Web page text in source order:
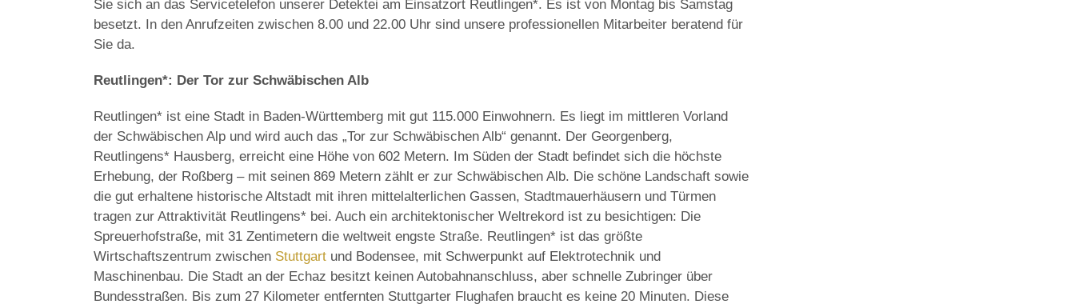
Sie sich an das Servicetelefon unserer Detektei am Einsatzort Reutlingen*. Es ist von Montag bis Samstag
besetzt. In den Anrufzeiten zwischen 8.00 und 22.00 Uhr sind unsere professionellen Mitarbeiter beratend für
Sie da.
Reutlingen*: Der Tor zur Schwäbischen Alb
Reutlingen* ist eine Stadt in Baden-Württemberg mit gut 115.000 Einwohnern. Es liegt im mittleren Vorland
der Schwäbischen Alp und wird auch das „Tor zur Schwäbischen Alb“ genannt. Der Georgenberg,
Reutlingens* Hausberg, erreicht eine Höhe von 602 Metern. Im Süden der Stadt befindet sich die höchste
Erhebung, der Roßberg – mit seinen 869 Metern zählt er zur Schwäbischen Alb. Die schöne Landschaft sowie
die gut erhaltene historische Altstadt mit ihren mittelalterlichen Gassen, Stadtmauerhäusern und Türmen
tragen zur Attraktivität Reutlingens* bei. Auch ein architektonischer Weltrekord ist zu besichtigen: Die
Spreuerhofstraße, mit 31 Zentimetern die weltweit engste Straße. Reutlingen* ist das größte
Wirtschaftszentrum zwischen Stuttgart und Bodensee, mit Schwerpunkt auf Elektrotechnik und
Maschinenbau. Die Stadt an der Echaz besitzt keinen Autobahnanschluss, aber schnelle Zubringer über
Bundesstraßen. Bis zum 27 Kilometer entfernten Stuttgarter Flughafen braucht es keine 20 Minuten. Diese